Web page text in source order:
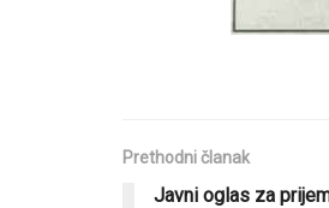
Prethodni članak
Javni oglas za